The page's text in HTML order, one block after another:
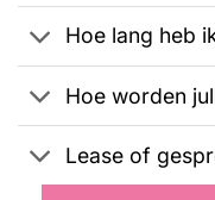
Hoe lang heb
Hoe worden
Lease of